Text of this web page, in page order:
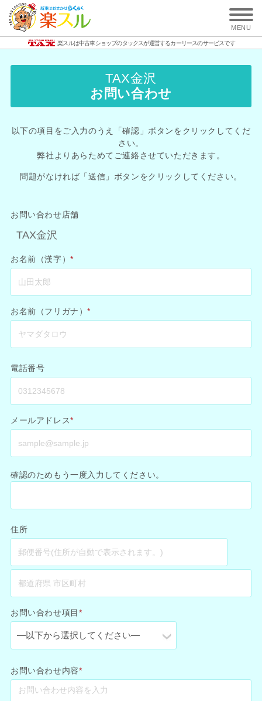
楽スルは中古車ショップのタックスが運営するカーリースのサービスです
MENU
TAX金沢
お問い合わせ
以下の項目をご入力のうえ「確認」ボタンをクリックしてくだ
さい。
弊社よりあらためてご連絡させていただきます。
問題がなければ「送信」ボタンをクリックしてください。
お問い合わせ店舗
お名前（漢字）*
お名前（フリガナ）*
電話番号
メールアドレス*
確認のためもう一度入力してください。
住所
お問い合わせ項目 *
お問い合わせ内容*